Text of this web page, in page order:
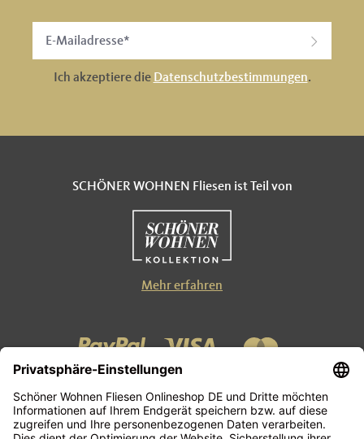
Ich akzeptiere die Datenschutzbestimmungen.
SCHÖNER WOHNEN Fliesen ist Teil von
Mehr erfahren
Kontakt Zahlung und Versand AGB